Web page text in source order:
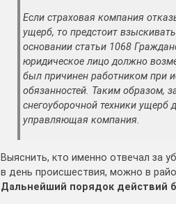
Если страховая компания
ущерб, то предстоит
основании статьи 1068
юридическое лицо должно
был причинен работником при
обязанностей. Таким образом,
снегоуборочной техники ущерб
управляющая компания.
Выяснить, кто именно отвечал за
в день происшествия, можно в
Дальнейший порядок действий